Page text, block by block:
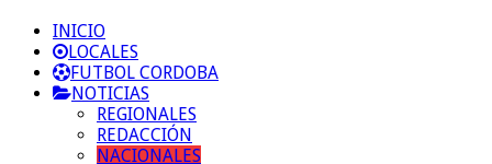
INICIO
LOCALES
FUTBOL CORDOBA
NOTICIAS
REGIONALES
REDACCIÓN
NACIONALES